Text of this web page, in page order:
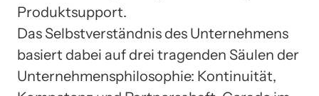
Produktsupport.
Das Selbstverständnis des Unternehmens
basiert dabei auf drei tragenden Säulen der
Unternehmensphilosophie: Kontinuität,